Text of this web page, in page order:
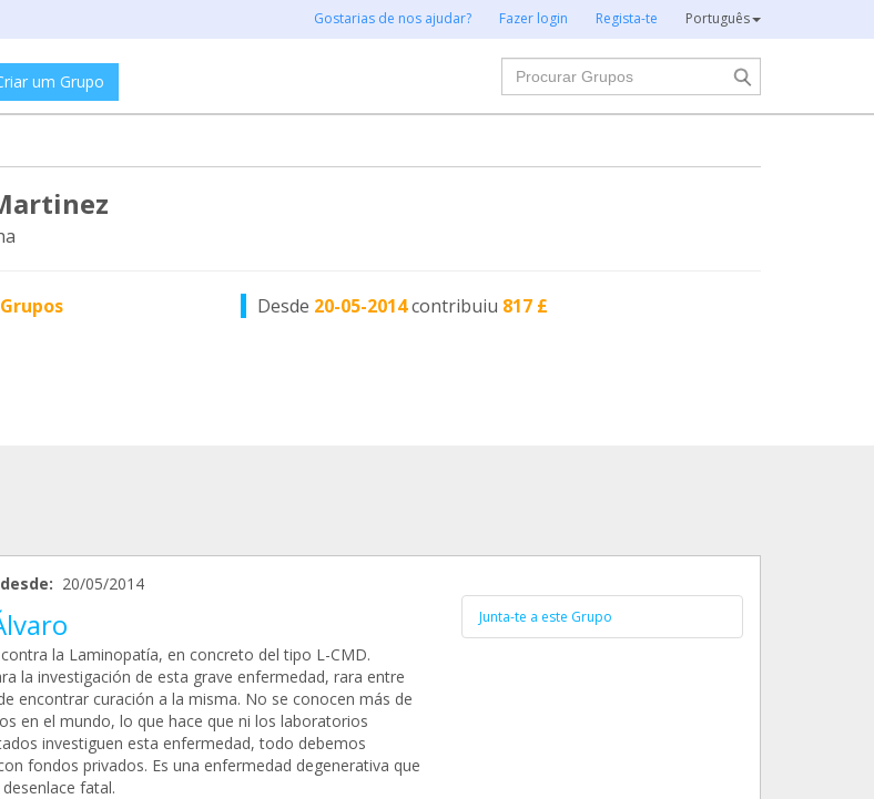
Gostarias de nos ajudar? Fazer login Regista-te Português
um Grupo
Procurar
Desde 20-05-2014contribuiu 817 £
20/05/2014
la Laminopatía, en concreto del tipo L-CMD.
la investigación de esta grave enfermedad, rara entre
encontrar curación a la misma. No se conocen más de
en el mundo, lo que hace que ni los laboratorios
investiguen esta enfermedad, todo debemos
fondos privados. Es una enfermedad degenerativa que
fatal.
Junta-te a este Grupo